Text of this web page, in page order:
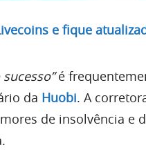
e fique
é
da Huobi. A
de insolvência e